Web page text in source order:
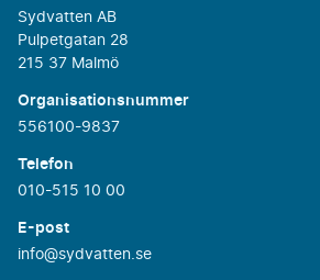
Sydvatten AB
Pulpetgatan 28
215 37 Malmö
Organisationsnummer
556100-9837
Telefon
010-515 10 00
E-post
info@sydvatten.se